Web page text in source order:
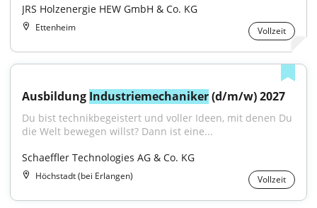
JRS Holzenergie HEW GmbH & Co. KG
Ettenheim Vollzeit
Ausbildung Industriemechaniker (d/m/w) 2027
Du bist technikbegeistert und voller Ideen, mit denen Du
die Welt bewegen willst? Dann ist eine...
Schaeffler Technologies AG & Co. KG
Höchstadt (bei Erlangen) Vollzeit